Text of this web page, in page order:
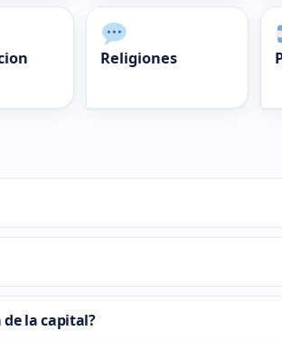
Religiones
la capital?